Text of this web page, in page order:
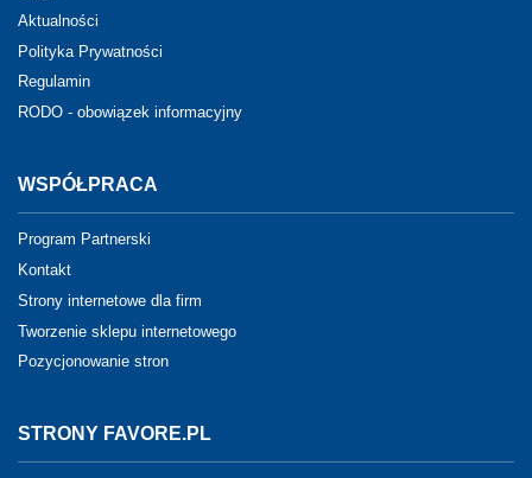
Aktualności
Polityka Prywatności
Regulamin
RODO - obowiązek informacyjny
WSPÓŁPRACA
Program Partnerski
Kontakt
Strony internetowe dla firm
Tworzenie sklepu internetowego
Pozycjonowanie stron
STRONY FAVORE.PL